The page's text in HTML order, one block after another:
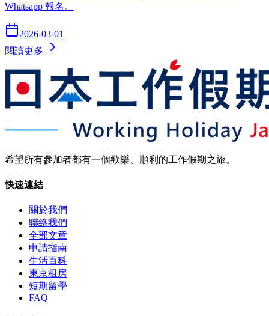
Whatsapp 報名。
2026-03-01
閱讀更多
希望所有參加者都有一個歡樂、順利的工作假期之旅。
快速連結
關於我們
聯絡我們
全部文章
申請指南
生活百科
東京租房
短期留學
FAQ